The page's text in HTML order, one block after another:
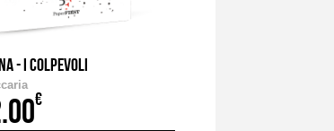
- I COLPEVOLI
€